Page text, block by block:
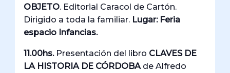
OBJETO. Editorial Caracol de Cartón.
Dirigido a toda la familiar. Lugar: Feria
espacio Infancias.
11.00hs.Presentación del libro CLAVES DE
LA HISTORIA DE CÓRDOBAde Alfredo